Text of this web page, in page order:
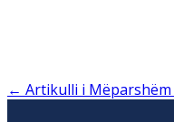
← Artikulli i Mëparshëm